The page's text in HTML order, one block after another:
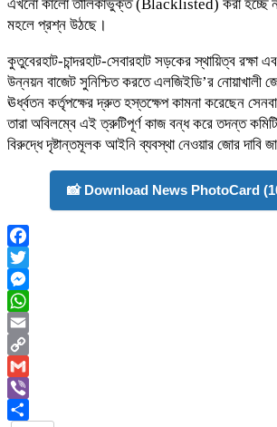
এখনো কালো তালিকাভুক্ত (Blacklisted) করা হচ্ছে
মহলে প্রশ্ন উঠছে।
কুতুবেরহাট-চান্দরহাট-সেবারহাট সড়কের স্থায়িত্ব রক্ষা
উন্নয়ন বাজেট সুনিশ্চিত করতে এলজিইডি’র নোয়াখালী
ঊর্ধ্বতন কর্তৃপক্ষের দ্রুত হস্তক্ষেপ কামনা করেছেন
তারা অবিলম্বে এই ত্রুটিপূর্ণ কাজ বন্ধ করে তদন্ত
বিরুদ্ধে দৃষ্টান্তমূলক আইনি ব্যবস্থা নেওয়ার জোর দাবি
📸 Download News PhotoCard
Facebook
Twitter
Messenger
WhatsApp
Email
Copy
Link
Gmail
Viber